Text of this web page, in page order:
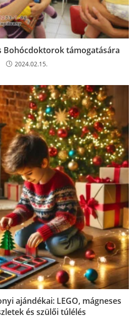
Bohócdoktorok támogatására
2024.02.15.
ajándékai: LEGO, mágneses
és szülői túlélés